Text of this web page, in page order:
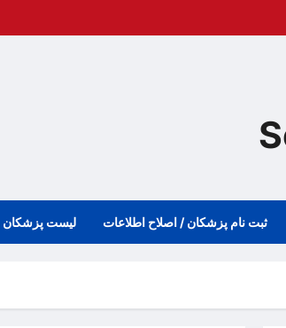
ثبت نام پزشکان / اصلاح اطلاعات لیست پزشکان